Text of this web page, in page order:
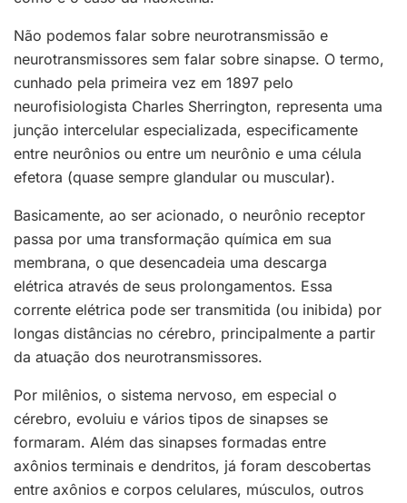
Não podemos falar sobre neurotransmissão e
neurotransmissores sem falar sobre sinapse. O termo,
cunhado pela primeira vez em 1897 pelo
neurofisiologista Charles Sherrington, representa uma
junção intercelular especializada, especificamente
entre neurônios ou entre um neurônio e uma célula
efetora (quase sempre glandular ou muscular).
Basicamente, ao ser acionado, o neurônio receptor
passa por uma transformação química em sua
membrana, o que desencadeia uma descarga
elétrica através de seus prolongamentos. Essa
corrente elétrica pode ser transmitida (ou inibida) por
longas distâncias no cérebro, principalmente a partir
da atuação dos neurotransmissores.
Por milênios, o sistema nervoso, em especial o
cérebro, evoluiu e vários tipos de sinapses se
formaram. Além das sinapses formadas entre
axônios terminais e dendritos, já foram descobertas
entre axônios e corpos celulares, músculos, outros